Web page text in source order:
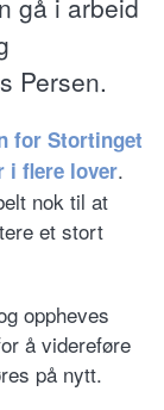
Persen.
for Stortinget
i flere lover.
nok til at
et stort
oppheves
å videreføre
på nytt.